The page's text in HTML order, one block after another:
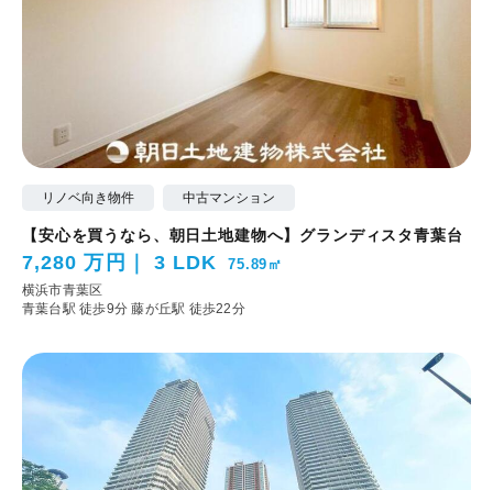
リノベ向き物件 中古マンション
【安心を買うなら、朝日土地建物へ】グランディスタ青葉台
7,280 万円 3 LDK 75.89㎡
横浜市青葉区
青葉台駅 徒歩9分藤が丘駅 徒歩22分